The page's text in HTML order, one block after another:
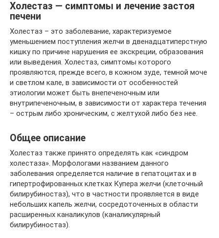
Холестаз — симптомы и лечение застоя
печени
Холестаз – это заболевание, характеризуемое
уменьшением поступления желчи в двенадцатиперстную
кишку по причине нарушения ее экскреции, образования
или выведения. Холестаз, симптомы которого
проявляются, прежде всего, в кожном зуде, темной моче
и светлом кале, в зависимости от особенностей
этиологии может быть внепеченочным или
внутрипеченочным, в зависимости от характера течения
– острым либо хроническим, с желтухой либо без нее.
Общее описание
Холестаз также принято определять как «синдром
холестаза». Морфологами названием данного
заболевания определяется наличие в гепатоцитах и в
гипертрофированных клетках Купера желчи (клеточный
билирубиностаз), что в частности проявляется в виде
небольших капель желчи, сосредоточенных в области
расширенных каналикулов (каналикулярный
билирубиностаз).